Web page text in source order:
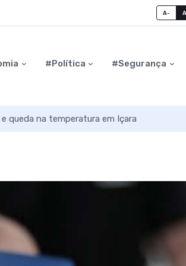
A- A
#Política #Segurança
queda na temperatura em Içara